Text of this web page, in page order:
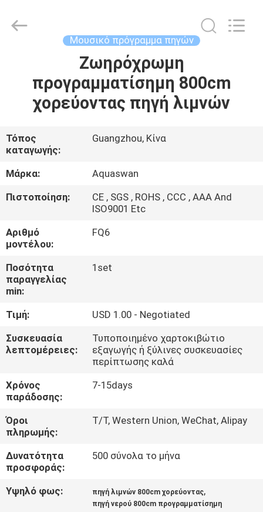
ΠΡΟΪΌΝΤΑ
ΠΕΡΊΠΟΥ
ΕΜΕΊΣ
ΓΎΡΟΣ
ΕΡΓΟΣΤΑΣΊΩΝ
ΠΟΙΟΤΙΚΌΣ
ΈΛΕΓΧΟΣ
ΜΑΣ
ΕΛΆΤΕ
ΣΕ
ΜΕ
ΖΗΤΉΣΤΕ
ΈΝΑ
ΑΠΌΣΠΑΣΜΑ
co,.ltd.
Μουσικό πρόγραμμα πηγών
Ζωηρόχρωμη
προγραμματίσημη 800cm
χορεύοντας πηγή λιμνών
Τόπος
καταγωγής:
Guangzhou, Κίνα
Μάρκα:
Aquaswan
Πιστοποίηση:
CE , SGS , ROHS , CCC , AAA And
ISO9001 Etc
Αριθμό
μοντέλου:
FQ6
Ποσότητα
παραγγελίας
min:
1set
Τιμή:
USD 1.00 - Negotiated
Συσκευασία
λεπτομέρειες:
Τυποποιημένο χαρτοκιβώτιο
εξαγωγής ή ξύλινες συσκευασίες
περίπτωσης καλά
Χρόνος
παράδοσης:
7-15days
Όροι
πληρωμής:
T/T, Western Union, WeChat, Alipay
Δυνατότητα
προσφοράς:
500 σύνολα το μήνα
Υψηλό φως: πηγή λιμνών 800cm χορεύοντας,
πηγή νερού 800cm προγραμματίσημη